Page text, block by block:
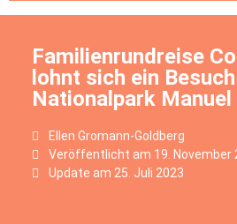
Familienrundreise
lohnt sich ein
Nationalpark
Ellen Gromann-Goldberg
Veröffentlicht am 19. November
Update am 25. Juli 2023